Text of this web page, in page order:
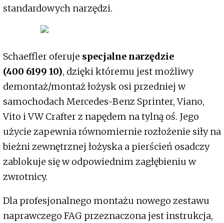
standardowych narzędzi.
Schaeffler oferuje specjalne narzędzie
(400 6199 10), dzięki któremu jest możliwy
demontaż/montaż łożysk osi przedniej w
samochodach Mercedes-Benz Sprinter, Viano,
Vito i VW Crafter z napędem na tylną oś. Jego
użycie zapewnia równomiernie rozłożenie siły na
bieżni zewnętrznej łożyska a pierścień osadczy
zablokuje się w odpowiednim zagłębieniu w
zwrotnicy.
Dla profesjonalnego montażu nowego zestawu
naprawczego FAG przeznaczona jest instrukcja,